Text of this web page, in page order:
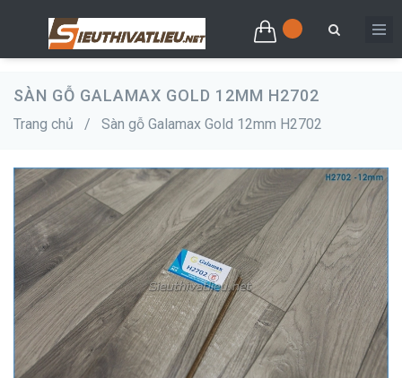
SÀN GỖ GALAMAX GOLD 12MM H2702
Trang chủ / Sàn gỗ Galamax Gold 12mm H2702